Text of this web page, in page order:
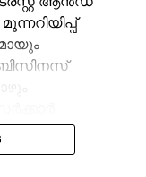
ജോലി